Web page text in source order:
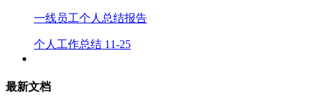
一线员工个人总结报告
个人工作总结 11-25
最新文档